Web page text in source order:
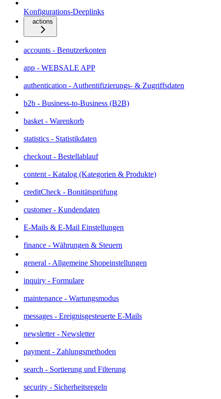
Konfigurations-Deeplinks
actions
accounts - Benutzerkonten
app - WEBSALE APP
authentication - Authentifizierungs- & Zugriffsdaten
b2b - Business-to-Business (B2B)
basket - Warenkorb
statistics - Statistikdaten
checkout - Bestellablauf
content - Katalog (Kategorien & Produkte)
creditCheck - Bonitätsprüfung
customer - Kundendaten
E-Mails & E-Mail Einstellungen
finance - Währungen & Steuern
general - Allgemeine Shopeinstellungen
inquiry - Formulare
maintenance - Wartungsmodus
messages - Ereignisgesteuerte E-Mails
newsletter - Newsletter
payment - Zahlungsmethoden
search - Sortierung und Filterung
security - Sicherheitsregeln